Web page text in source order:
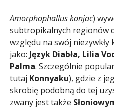
Amorphophallus konjac)
subtropikalnych regionów
względu na swój niezywkły
jako: Język Diabła, Lilia
Palma. Szczególnie
tutaj Konnyaku), gdzie z
skrobię podobną do tej
zwany jest także